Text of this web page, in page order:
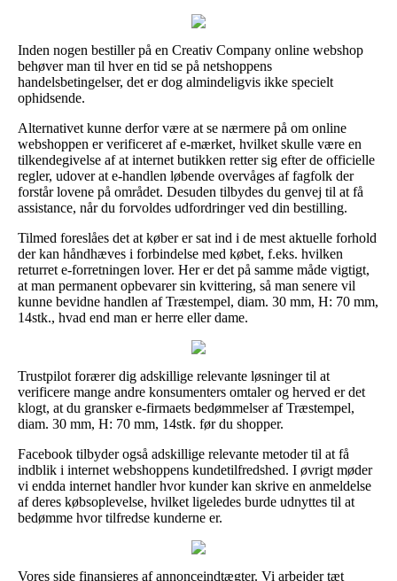
Inden nogen bestiller på en Creativ Company online webshop
behøver man til hver en tid se på netshoppens
handelsbetingelser, det er dog almindeligvis ikke specielt
ophidsende.
Alternativet kunne derfor være at se nærmere på om online
webshoppen er verificeret af e-mærket, hvilket skulle være en
tilkendegivelse af at internet butikken retter sig efter de officielle
regler, udover at e-handlen løbende overvåges af fagfolk der
forstår lovene på området. Desuden tilbydes du genvej til at få
assistance, når du forvoldes udfordringer ved din bestilling.
Tilmed foreslåes det at køber er sat ind i de mest aktuelle forhold
der kan håndhæves i forbindelse med købet, f.eks. hvilken
returret e-forretningen lover. Her er det på samme måde vigtigt,
at man permanent opbevarer sin kvittering, så man senere vil
kunne bevidne handlen af Træstempel, diam. 30 mm, H: 70 mm,
14stk., hvad end man er herre eller dame.
Trustpilot forærer dig adskillige relevante løsninger til at
verificere mange andre konsumenters omtaler og herved er det
klogt, at du gransker e-firmaets bedømmelser af Træstempel,
diam. 30 mm, H: 70 mm, 14stk. før du shopper.
Facebook tilbyder også adskillige relevante metoder til at få
indblik i internet webshoppens kundetilfredshed. I øvrigt møder
vi endda internet handler hvor kunder kan skrive en anmeldelse
af deres købsoplevelse, hvilket ligeledes burde udnyttes til at
bedømme hvor tilfredse kunderne er.
Vores side finansieres af annonceindtægter. Vi arbejder tæt